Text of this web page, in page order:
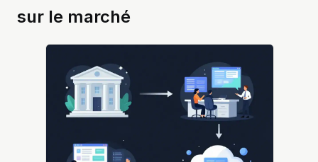
sur le marché